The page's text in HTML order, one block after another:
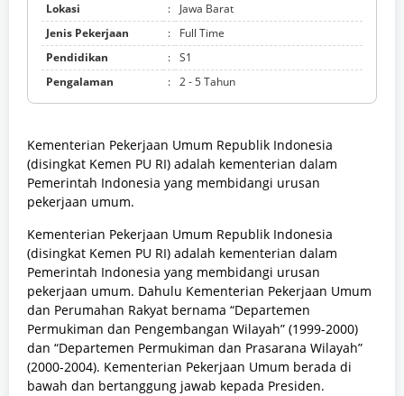
Lokasi
:
Jawa Barat
Jenis Pekerjaan
:
Full Time
Pendidikan
: S1
Pengalaman
: 2 - 5 Tahun
Kementerian Pekerjaan Umum Republik Indonesia
(disingkat Kemen PU RI) adalah kementerian dalam
Pemerintah Indonesia yang membidangi urusan
pekerjaan umum.
Kementerian Pekerjaan Umum Republik Indonesia
(disingkat Kemen PU RI) adalah kementerian dalam
Pemerintah Indonesia yang membidangi urusan
pekerjaan umum. Dahulu Kementerian Pekerjaan Umum
dan Perumahan Rakyat bernama “Departemen
Permukiman dan Pengembangan Wilayah” (1999-2000)
dan “Departemen Permukiman dan Prasarana Wilayah”
(2000-2004). Kementerian Pekerjaan Umum berada di
bawah dan bertanggung jawab kepada Presiden.